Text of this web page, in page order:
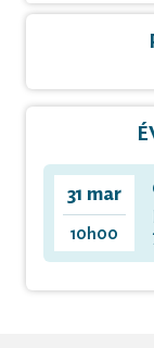
31 mar
10h00